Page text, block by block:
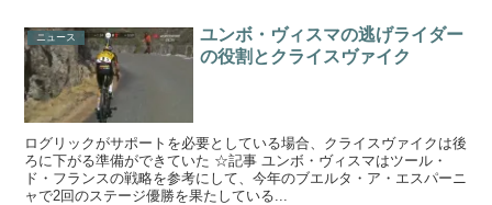
ニュース
ユンボ・ヴィスマの逃げライダー
の役割とクライスヴァイク
ログリックがサポートを必要としている場合、クライスヴァイクは後
ろに下がる準備ができていた ☆記事 ユンボ・ヴィスマはツール・
ド・フランスの戦略を参考にして、今年のブエルタ・ア・エスパーニ
ャで2回のステージ優勝を果たしている...